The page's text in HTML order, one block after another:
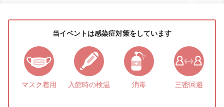
当イベントは感染症対策をしています
マスク着用 入館時の検温 消毒 三密回避